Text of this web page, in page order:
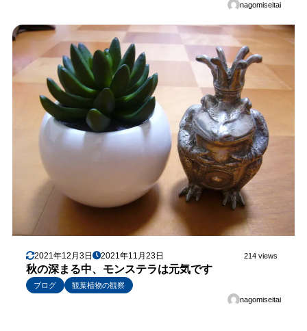
nagomiseitai
2021年12月3日 2021年11月23日 214 views
秋の深まる中、モンステラは元気です
ブログ
観葉植物の観察
nagomiseitai